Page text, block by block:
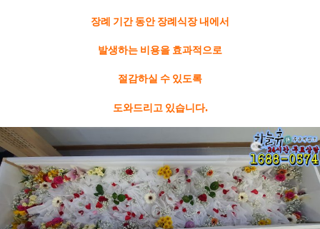
장례 기간 동안 장례식장 내에서
발생하는 비용을 효과적으로
절감하실 수 있도록
도와드리고 있습니다.